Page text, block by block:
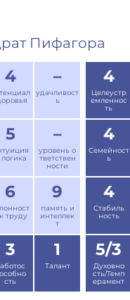
Пифагора
4 –
удачливост
ь
5 –
уровень о
тветствен
ности
6
труду
9
память и
интеллек
т
4
Целеустр
емленнос
ть
4
Семейност
ь
4
Стабиль
ность
3
сть
1
Талант
5/3
Духовно
сть/Темп
ерамент